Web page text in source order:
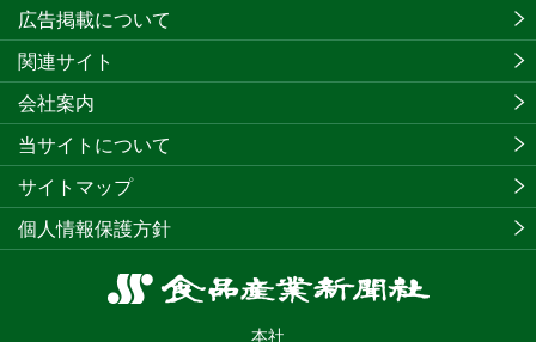
食
本社
広告掲載について
関連サイト
会社案内
当サイトについて
サイトマップ
個人情報保護方針